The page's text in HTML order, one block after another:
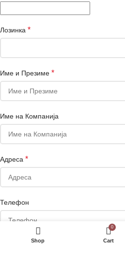
Лозинка *
Име и Презиме *
Име на Компанија
Адреса *
Телефон
Сакате да добивате маркетинг
Shop
0
Cart